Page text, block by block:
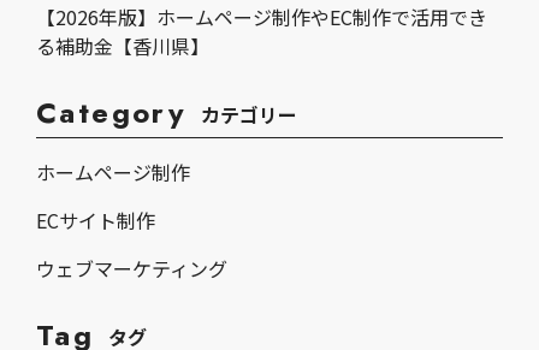
【2026年版】ホームページ制作やEC制作で活用でき
る補助金【香川県】
Category
カテゴリー
ホームページ制作
ECサイト制作
ウェブマーケティング
Tag タグ